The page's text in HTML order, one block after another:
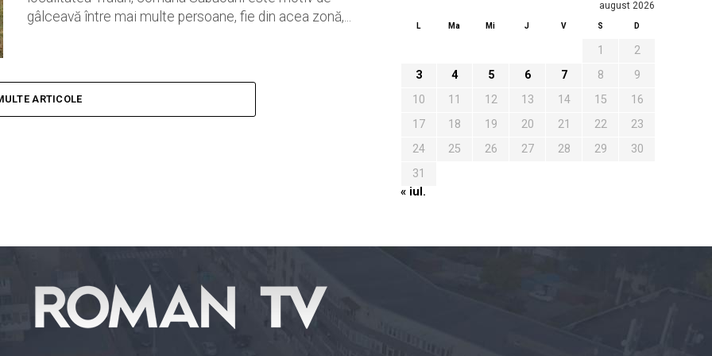
gâlceavă între mai multe persoane, fie din acea zonă,...
ARTICOLE
august 2026
L Ma Mi J V S D
1
2
3
4 5 6 7 8
9
10
11 12 13 14 15
16
17
18 19 20 21 22
23
24
25 26 27 28 29
30
31
« iul.